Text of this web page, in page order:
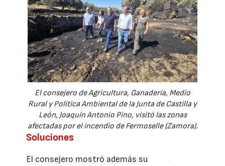
El consejero de Agricultura, Ganadería, Medio
Rural y Política Ambiental de la Junta de Castilla y
León, Joaquín Antonio Pino, visitó las zonas
afectadas por el incendio de Fermoselle (Zamora).
Soluciones
El consejero mostró además su